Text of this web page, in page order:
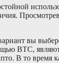
вы
BTC,
В то время